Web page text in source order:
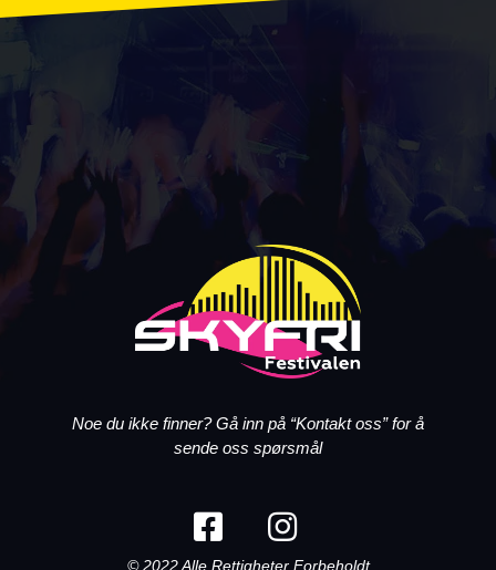
Noe du ikke finner? Gå inn på “Kontakt oss” for å
sende oss spørsmål
© 2022 Alle Rettigheter Forbeholdt